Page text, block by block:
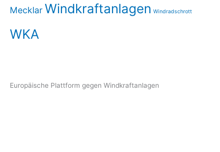
MecklarWindkraftanlagen Windradschrott
WKA
Europäische Plattform gegen Windkraftanlagen